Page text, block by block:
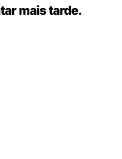
mais tarde.